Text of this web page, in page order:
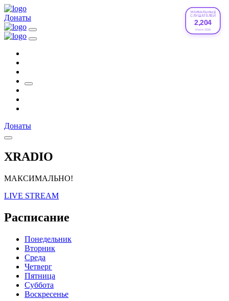
УНИКАЛЬНЫХ
СЛУШАТЕЛЕЙ
2,204
Июле 2026
Донаты
Донаты
XRADIO
МАКСИМАЛЬНО!
LIVE STREAM
Расписание
Понедельник
Вторник
Среда
Четверг
Пятница
Суббота
Воскресенье